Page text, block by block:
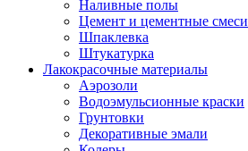
Наливные полы
Цемент и цементные смеси
Шпаклевка
Штукатурка
Лакокрасочные материалы
Аэрозоли
Водоэмульсионные краски
Грунтовки
Декоративные эмали